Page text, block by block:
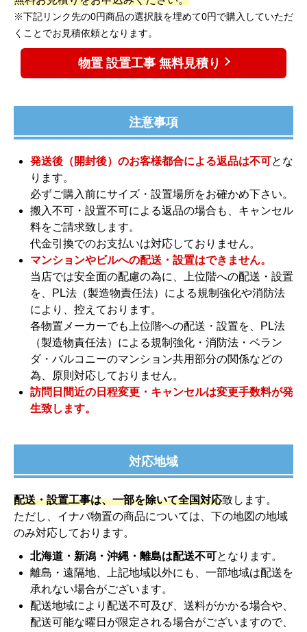
※下記リンク先の0円商品の選択肢を埋めて0円で購入していただ
くことでお見積依頼となります。
物置 設置工事 無料見積り
注意事項
発送後（開封後）のお客様都合による返品は不可とな
ります。
必ずご購入前にサイズ・設置場所をお確かめ下さい。
搬入不可・設置不可による返品の場合も、キャンセル
料をご請求致します。
代金引換でのお支払いは対応しておりません。
マンションやビルへの配送・設置はできません。
当店では安全面の配慮の為に、上位階への配送・設置
を、PL法（製造物責任法）による規制強化や消防法
により、控えております。
各物置メーカーでも上位階への配送・設置を、PL法
（製造物責任法）による規制強化・消防法・ベラン
ダ・バルコニーのマンション共用部分の関係などの
為、原則対応しておりません。
訪問日間近の日程変更・キャンセルは変更手数料が発
生致します。
対応地域
配送・設置工事は、一部を除いて全国対応致します。
ただし、イナバ物置の商品については、下の地図の地域
のみ対応しております。
北海道・新潟・沖縄・離島は配送不可となります。
離島・遠隔地、上記地域以外にも、一部地域は配送を
承れない場合がございます。
配送地域により配送不可及び、送料がかかる場合や、
配送可能な曜日が限定される場合がございますので、